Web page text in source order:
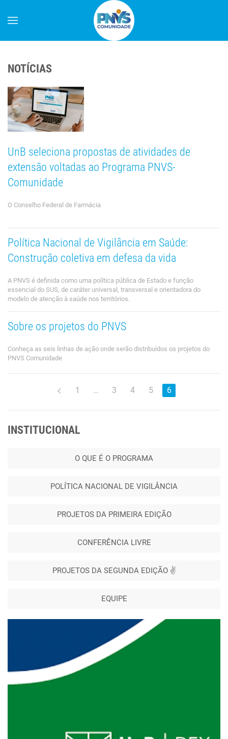
NOTÍCIAS
UnB seleciona propostas de atividades de
extensão voltadas ao Programa PNVS-
Comunidade
O Conselho Federal de Farmácia
Política Nacional de Vigilância em Saúde:
Construção coletiva em defesa da vida
A PNVS é definida como uma política pública de Estado e função
essencial do SUS, de caráter universal, transversal e orientadora do
modelo de atenção à saúde nos territórios.
Sobre os projetos do PNVS
Conheça as seis linhas de ação onde serão distribuídos os projetos do
PNVS Comunidade
1 … 3 4 5 6
INSTITUCIONAL
O QUE É O PROGRAMA
POLÍTICA NACIONAL DE VIGILÂNCIA
PROJETOS DA PRIMEIRA EDIÇÃO
CONFERÊNCIA LIVRE
PROJETOS DA SEGUNDA EDIÇÃO ✌️
EQUIPE